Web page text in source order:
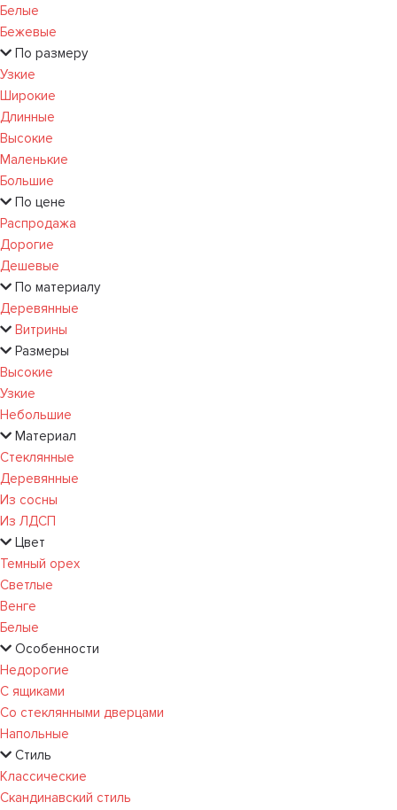
Белые
Бежевые
По размеру
Узкие
Широкие
Длинные
Высокие
Маленькие
Большие
По цене
Распродажа
Дорогие
Дешевые
По материалу
Деревянные
Витрины
Размеры
Высокие
Узкие
Небольшие
Материал
Стеклянные
Деревянные
Из сосны
Из ЛДСП
Цвет
Темный орех
Светлые
Венге
Белые
Особенности
Недорогие
С ящиками
Со стеклянными дверцами
Напольные
Стиль
Классические
Скандинавский стиль